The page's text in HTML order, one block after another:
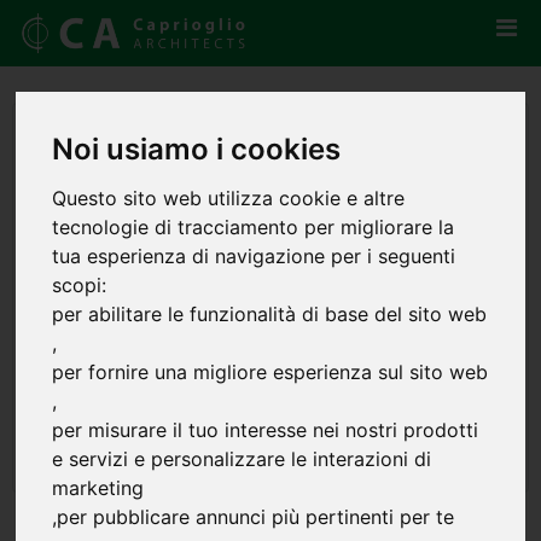
Noi usiamo i cookies
Questo sito web utilizza cookie e altre
tecnologie di tracciamento per migliorare la
tua esperienza di navigazione per i seguenti
scopi:
per abilitare le funzionalità di base del sito web
,
per fornire una migliore esperienza sul sito web
,
per misurare il tuo interesse nei nostri prodotti
e servizi e personalizzare le interazioni di
marketing
,per pubblicare annunci più pertinenti per te
IDPA Japan International Design